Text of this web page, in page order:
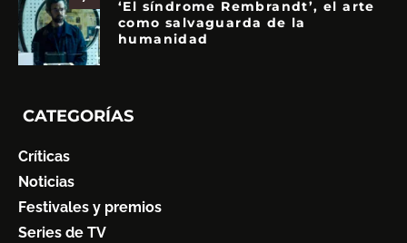
‘El síndrome Rembrandt’, el arte
como salvaguarda de la
humanidad
CATEGORÍAS
Críticas
Noticias
Festivales y premios
Series de TV